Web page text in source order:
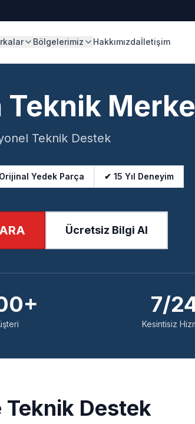
Bölgelerimiz Hakkımızdaİletişim
Teknik
Teknik Destek
Yedek Parça ✔ 15 Yıl Deneyim
Ücretsiz Bilgi Al
7/
Kesintisiz
Teknik Destek